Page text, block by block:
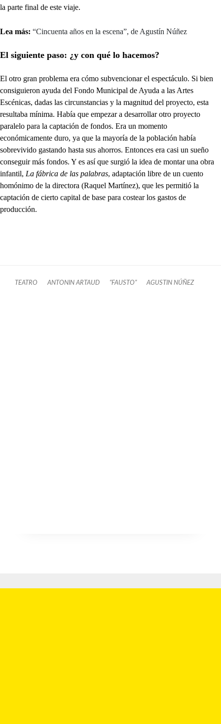
la parte final de este viaje.
Lea más: “Cincuenta años en la escena”, de Agustín Núñez
El siguiente paso: ¿y con qué lo hacemos?
El otro gran problema era cómo subvencionar el espectáculo. Si bien
consiguieron ayuda del Fondo Municipal de Ayuda a las Artes
Escénicas, dadas las circunstancias y la magnitud del proyecto, esta
resultaba mínima. Había que empezar a desarrollar otro proyecto
paralelo para la captación de fondos. Era un momento
económicamente duro, ya que la mayoría de la población había
sobrevivido gastando hasta sus ahorros. Entonces era casi un sueño
conseguir más fondos. Y es así que surgió la idea de montar una obra
infantil, La fábrica de las palabras, adaptación libre de un cuento
homónimo de la directora (Raquel Martínez), que les permitió la
captación de cierto capital de base para costear los gastos de
producción.
TEATRO ANTONIN ARTAUD “FAUSTO” AGUSTIN NÚÑEZ